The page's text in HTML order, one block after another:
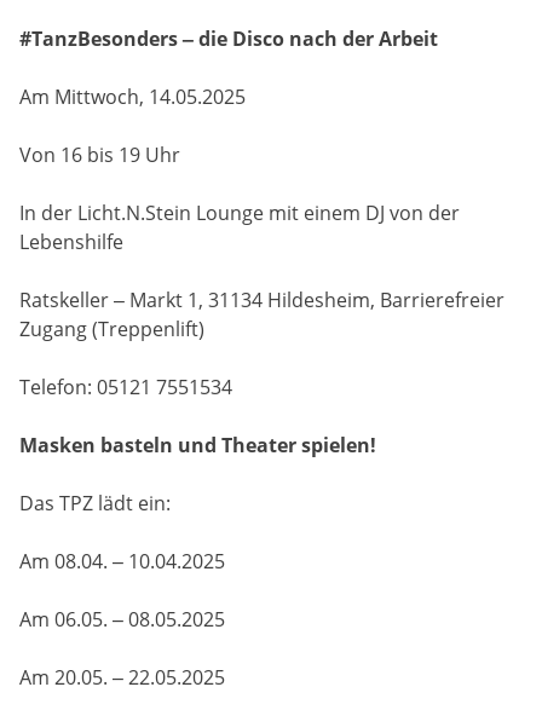
#TanzBesonders – die Disco nach der Arbeit
Am Mittwoch, 14.05.2025
Von 16 bis 19 Uhr
In der Licht.N.Stein Lounge mit einem DJ von der
Lebenshilfe
Ratskeller – Markt 1, 31134 Hildesheim, Barrierefreier
Zugang (Treppenlift)
Telefon: 05121 7551534
Masken basteln und Theater spielen!
Das TPZ lädt ein:
Am 08.04. – 10.04.2025
Am 06.05. – 08.05.2025
Am 20.05. – 22.05.2025